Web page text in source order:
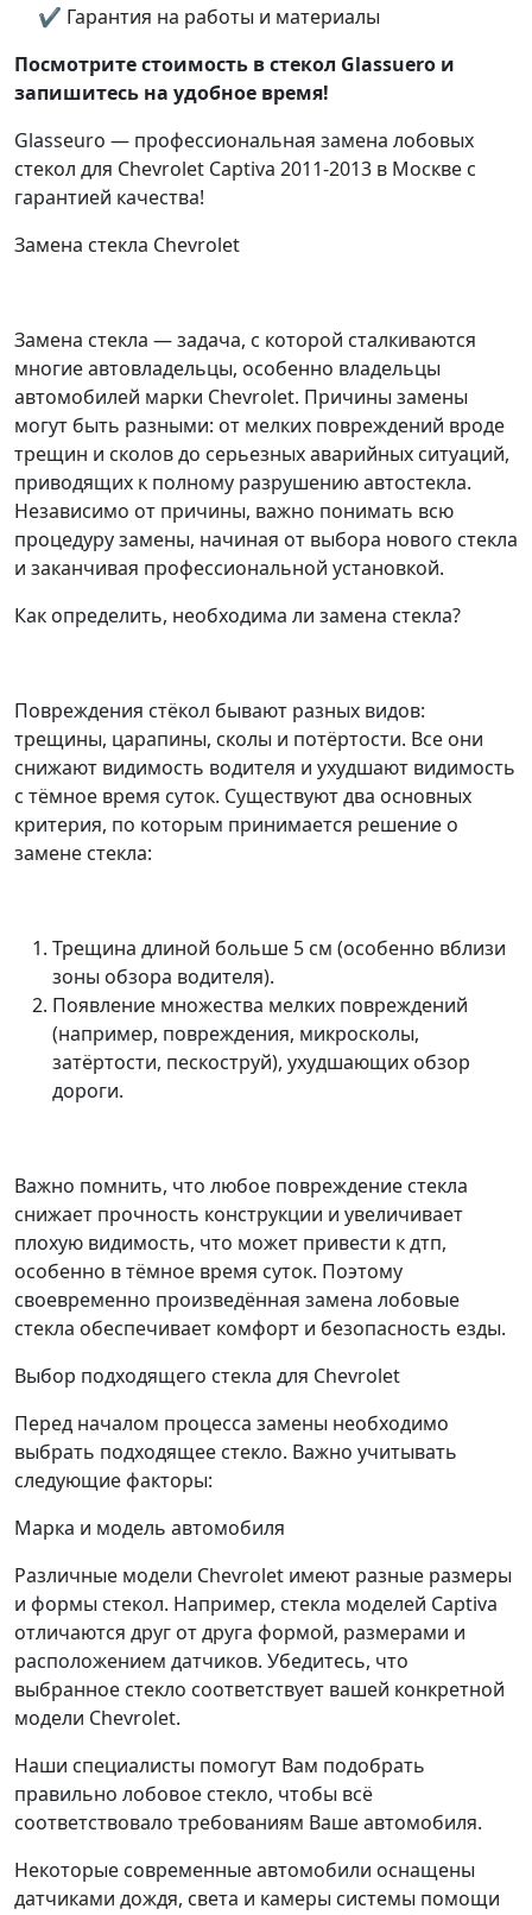
✔ Гарантия на работы и материалы
Посмотрите стоимость в стекол Glassuero и
запишитесь на удобное время!
Glasseuro — профессиональная замена лобовых
стекол для Chevrolet Captiva 2011-2013 в Москве с
гарантией качества!
Замена стекла Chevrolet
Замена стекла — задача, с которой сталкиваются
многие автовладельцы, особенно владельцы
автомобилей марки Chevrolet. Причины замены
могут быть разными: от мелких повреждений вроде
трещин и сколов до серьезных аварийных ситуаций,
приводящих к полному разрушению автостекла.
Независимо от причины, важно понимать всю
процедуру замены, начиная от выбора нового стекла
и заканчивая профессиональной установкой.
Как определить, необходима ли замена стекла?
Повреждения стёкол бывают разных видов:
трещины, царапины, сколы и потёртости. Все они
снижают видимость водителя и ухудшают видимость
с тёмное время суток. Существуют два основных
критерия, по которым принимается решение о
замене стекла:
Трещина длиной больше 5 см (особенно вблизи
зоны обзора водителя).
Появление множества мелких повреждений
(например, повреждения, микросколы,
затёртости, пескоструй), ухудшающих обзор
дороги.
Важно помнить, что любое повреждение стекла
снижает прочность конструкции и увеличивает
плохую видимость, что может привести к дтп,
особенно в тёмное время суток. Поэтому
своевременно произведённая замена лобовые
стекла обеспечивает комфорт и безопасность езды.
Выбор подходящего стекла для Chevrolet
Перед началом процесса замены необходимо
выбрать подходящее стекло. Важно учитывать
следующие факторы:
Марка и модель автомобиля
Различные модели Chevrolet имеют разные размеры
и формы стекол. Например, стекла моделей Captiva
отличаются друг от друга формой, размерами и
расположением датчиков. Убедитесь, что
выбранное стекло соответствует вашей конкретной
модели Chevrolet.
Наши специалисты помогут Вам подобрать
правильно лобовое стекло, чтобы всё
соответствовало требованиям Ваше автомобиля.
Некоторые современные автомобили оснащены
датчиками дождя, света и камеры системы помощи